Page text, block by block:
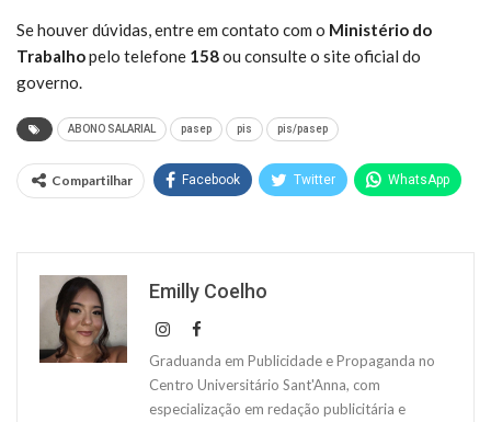
Se houver dúvidas, entre em contato com o Ministério do
Trabalhopelo telefone 158ou consulte o site oficial do
governo.
ABONO SALARIAL pasep pis pis/pasep
Compartilhar Facebook Twitter WhatsApp
Emilly Coelho
Graduanda em Publicidade e Propaganda no
Centro Universitário Sant'Anna, com
especialização em redação publicitária e